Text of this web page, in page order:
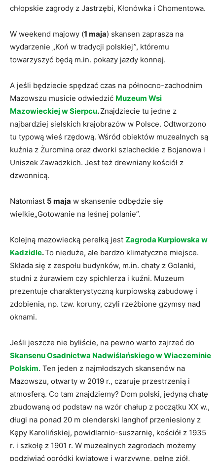
chłopskie zagrody z Jastrzębi, Kłonówka i Chomentowa.
W weekend majowy (1 maja) skansen zaprasza na
wydarzenie „Koń w tradycji polskiej”, któremu
towarzyszyć będą m.in. pokazy jazdy konnej.
A jeśli będziecie spędzać czas na północno-zachodnim
Mazowszu musicie odwiedzić Muzeum Wsi
Mazowieckiej w Sierpcu.Znajdziecie tu jedne z
najbardziej sielskich krajobrazów w Polsce. Odtworzono
tu typową wieś rzędową. Wśród obiektów muzealnych są
kuźnia z Żuromina oraz dworki szlacheckie z Bojanowa i
Uniszek Zawadzkich. Jest też drewniany kościół z
dzwonnicą.
Natomiast 5 maja w skansenie odbędzie się
wielkie„Gotowanie na leśnej polanie”.
Kolejną mazowiecką perełką jest Zagroda Kurpiowska w
Kadzidle.To nieduże, ale bardzo klimatyczne miejsce.
Składa się z zespołu budynków, m.in. chaty z Golanki,
studni z żurawiem czy spichlerza i kuźni. Muzeum
prezentuje charakterystyczną kurpiowską zabudowę i
zdobienia, np. tzw. koruny, czyli rzeźbione gzymsy nad
oknami.
Jeśli jeszcze nie byliście, na pewno warto zajrzeć do
Skansenu Osadnictwa Nadwiślańskiego w Wiaczeminie
Polskim. Ten jeden z najmłodszych skansenów na
Mazowszu, otwarty w 2019 r., czaruje przestrzenią i
atmosferą. Co tam znajdziemy? Dom polski, jedyną chatę
zbudowaną od podstaw na wzór chałup z początku XX w.,
długi na ponad 20 m olenderski langhof przeniesiony z
Kępy Karolińskiej, powidlarnio-suszarnię, kościół z 1935
r. i szkołę z 1901 r. W muzealnych zagrodach możemy
podziwiać ogródki kwiatowe i warzywne, pełne ziół,